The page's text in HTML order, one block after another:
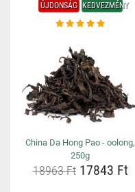
ÚJDONSÁG KEDVEZMÉNY
China Da Hong Pao - oolong,
250g
18963 Ft17843 Ft